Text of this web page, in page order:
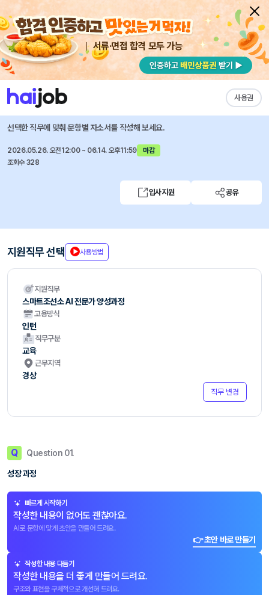
서류·면접 합격 모두 가능
사용권
채용공고 자소서 자유항목 자소서 내 작성목록
삼성중공업 즐겨찾기
2026 스마트조선소 AI전문가 양성과정
선택한 직무에 맞춰 문항별 자소서를 작성해 보세요.
2026.05.26. 오전12:00 ~ 06.14. 오후11:59
마감
조회수 328
입사지원 공유
지원직무 선택 사용방법
지원직무
스마트조선소 AI 전문가 양성과정
고용방식
인턴
직무구분
교육
근무지역
경상
직무 변경
Q Question 01.
성장 과정
빠르게 시작하기
작성한 내용이 없어도 괜찮아요.
AI로 문항에 맞게 초안을 만들어 드려요.
👉 초안 바로 만들기
작성한 내용 다듬기
작성한 내용을 더 좋게 만들어 드려요.
구조와 표현을 구체적으로 개선해 드려요.